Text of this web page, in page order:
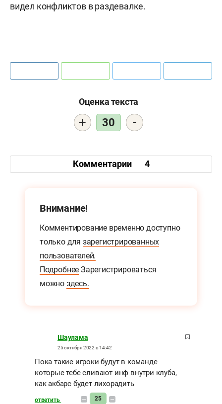
видел конфликтов в раздевалке.
Оценка текста
+ 30 -
Комментарии 4
Внимание!
Комментирование временно доступно
только для зарегистрированных
пользователей.
Подробнее Зарегистрироваться
можно здесь.
Шаулама
25 октября 2022 в 14:42
Пока такие игроки будут в команде
которые тебе сливают инф внутри клуба,
как акбарс будет лихорадить
ответить 25